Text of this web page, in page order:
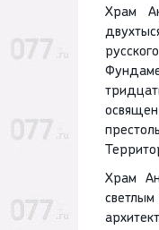
Храм
Храм